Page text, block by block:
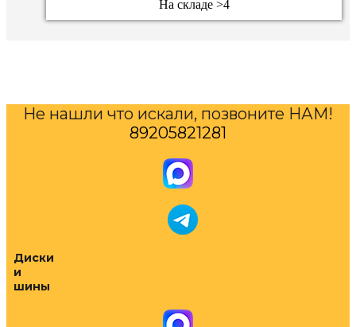
На складе >4
Не нашли что искали, позвоните НАМ!
89205821281
Диски
и
шины